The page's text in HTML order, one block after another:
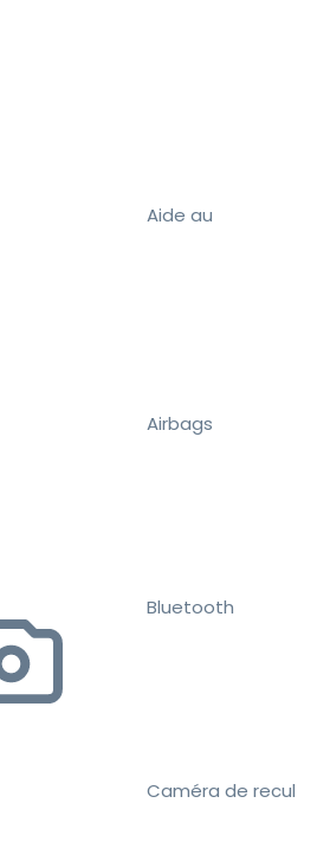
Aide au
Airbags
Bluetooth
Caméra de recul